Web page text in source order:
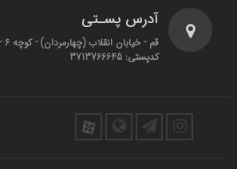
آدرس پسـتی
کدپستی: 3713766645